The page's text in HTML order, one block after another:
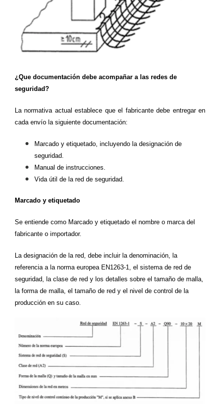
¿Que documentación debe acompañar a las redes de
seguridad?
La normativa actual establece que el fabricante debe entregar en
cada envío la siguiente documentación:
Marcado y etiquetado, incluyendo la designación de
seguridad.
Manual de instrucciones.
Vida útil de la red de seguridad.
Marcado y etiquetado
Se entiende como Marcado y etiquetado el nombre o marca del
fabricante o importador.
La designación de la red, debe incluir la denominación, la
referencia a la norma europea EN1263-1, el sistema de red de
seguridad, la clase de red y los detalles sobre el tamaño de malla,
la forma de malla, el tamaño de red y el nivel de control de la
producción en su caso.